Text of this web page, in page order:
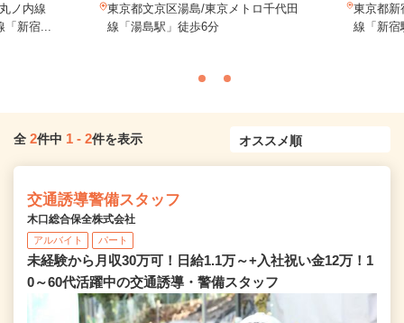
ノ内線
新宿...
東京都文京区湯島/東京メトロ千代田
線「湯島駅」徒歩6分
東京都新
線「新宿
全 2件中 1 - 2件を表示
交通誘導警備スタッフ
木口総合保全株式会社
アルバイト パート
未経験から月収30万可！日給1.1万～+入社祝い金12万！1
0～60代活躍中の交通誘導・警備スタッフ